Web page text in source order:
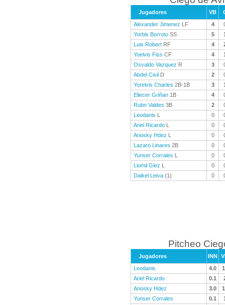
Jugadores VB
Alexander Jimenez LF 4
Yorbis Borroto SS 5
Luis Robert RF 4
Yoelvis Fiss CF 4
Osvaldo Vazquez R 3
Abdel Civil D 2
Yorelvis Charles 2B-1B 3
Eliecer Griñan 1B 4
Rubn Valdes 3B 2
Leodanis L 0
Ariel Ricardo L 0
Ariosky Hdez L 0
Lazaro Linares 2B 0
Yunser Corrales L 0
Liomil Glez L 0
Daikel Leiva (1) 0
Pitcheo
Jugadores INN
Leodanis
4.0
Ariel Ricardo
0.1
Ariosky Hdez
3.0
Yunser Corrales
0.1